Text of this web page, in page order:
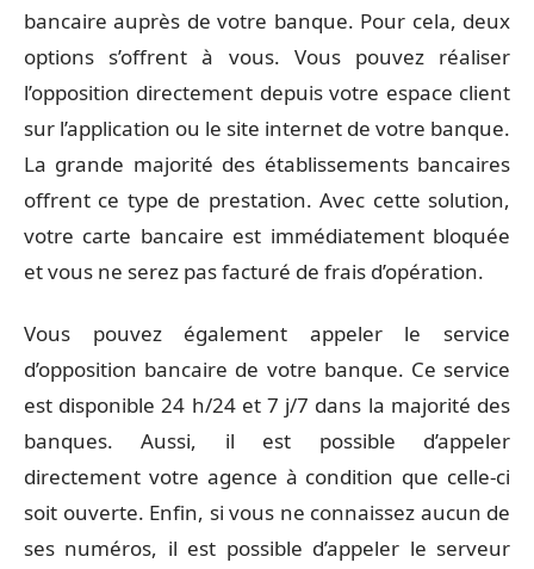
bancaire auprès de votre banque. Pour cela, deux
options s’offrent à vous. Vous pouvez réaliser
l’opposition directement depuis votre espace client
sur l’application ou le site internet de votre banque.
La grande majorité des établissements bancaires
offrent ce type de prestation. Avec cette solution,
votre carte bancaire est immédiatement bloquée
et vous ne serez pas facturé de frais d’opération.
Vous pouvez également appeler le service
d’opposition bancaire de votre banque. Ce service
est disponible 24 h/24 et 7 j/7 dans la majorité des
banques. Aussi, il est possible d’appeler
directement votre agence à condition que celle-ci
soit ouverte. Enfin, si vous ne connaissez aucun de
ses numéros, il est possible d’appeler le serveur